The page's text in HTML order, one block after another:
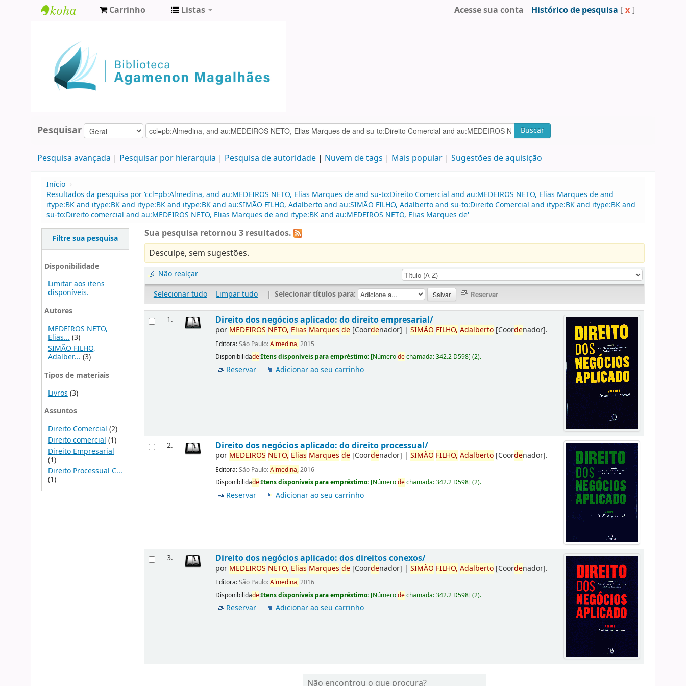
Agamenon
Magalhães
Carrinho Listas Acesse sua conta Histórico de pesquisa [ x ]
Pesquisar Buscar
Pesquisa avançada Pesquisar por hierarquia Pesquisa de autoridade Nuvem de tags Mais popular Sugestões de aquisição
Início ›
Resultados da pesquisa por 'ccl=pb:Almedina, and au:MEDEIROS NETO, Elias Marques de and su-to:Direito Comercial and au:MEDEIROS NETO, Elias Marques de and
itype:BK and itype:BK and itype:BK and itype:BK and au:SIMÃO FILHO, Adalberto and au:SIMÃO FILHO, Adalberto and su-to:Direito Comercial and itype:BK and itype:BK and
su-to:Direito comercial and au:MEDEIROS NETO, Elias Marques de and itype:BK and au:MEDEIROS NETO, Elias Marques de'
Filtre sua pesquisa
Disponibilidade
Limitar aos itens
disponíveis.
Autores
MEDEIROS NETO,
Elias... (3)
SIMÃO FILHO,
Adalber...(3)
Tipos de materiais
Livros (3)
Assuntos
Direito Comercial (2)
Direito comercial (1)
Direito Empresarial
(1)
Direito Processual C...
(1)
Sua pesquisa retornou 3 resultados.
Desculpe, sem sugestões.
Não realçar
Selecionar tudo
Limpar tudo | Selecionar títulos para:
1. Direito dos negócios aplicado: do direito empresarial/
por MEDEIROS NETO, Elias Marques de [Coordenador] |SIMÃO FILHO, Adalberto [Coordenador].
Editora:São Paulo:Almedina,2015
Disponibilidade:Itens disponíveis para empréstimo: [Númerodechamada:342.2 D598](2).
Reservar Adicionar ao seu carrinho
2. Direito dos negócios aplicado: do direito processual/
por MEDEIROS NETO, Elias Marques de [Coordenador] |SIMÃO FILHO, Adalberto [Coordenador].
Editora:São Paulo:Almedina,2016
Disponibilidade:Itens disponíveis para empréstimo: [Númerodechamada:342.2 D598](2).
Reservar Adicionar ao seu carrinho
3. Direito dos negócios aplicado: dos direitos conexos/
por MEDEIROS NETO, Elias Marques de [Coordenador] |SIMÃO FILHO, Adalberto [Coordenador].
Editora:São Paulo:Almedina,2016
Disponibilidade:Itens disponíveis para empréstimo: [Númerodechamada:342.2 D598](2).
Reservar Adicionar ao seu carrinho